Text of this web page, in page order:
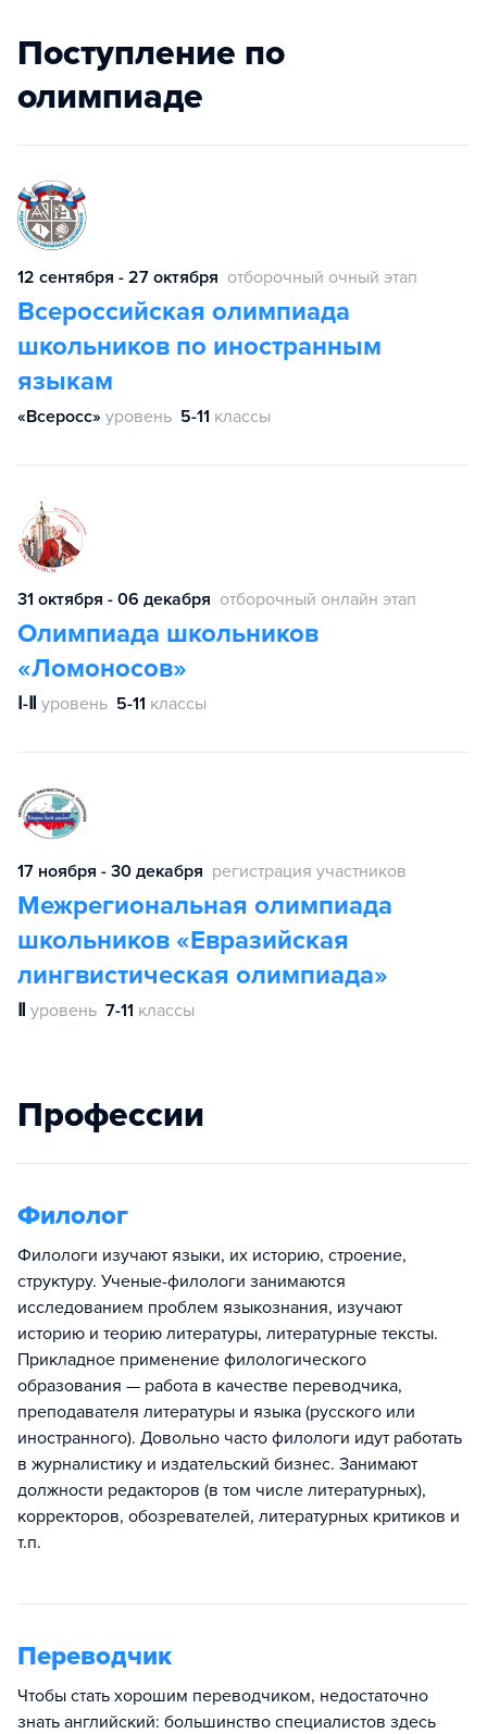
Поступление по
олимпиаде
12 сентября - 27 октября отборочный очный этап
Всероссийская олимпиада
школьников по иностранным
языкам
«Всеросс» уровень 5-11 классы
31 октября - 06 декабря отборочный онлайн этап
Олимпиада школьников
«Ломоносов»
Ⅰ-Ⅱ уровень 5-11 классы
17 ноября - 30 декабря регистрация участников
Межрегиональная олимпиада
школьников «Евразийская
лингвистическая олимпиада»
Ⅱ уровень 7-11 классы
Профессии
Филолог
Филологи изучают языки, их историю, строение,
структуру. Ученые-филологи занимаются
исследованием проблем языкознания, изучают
историю и теорию литературы, литературные тексты.
Прикладное применение филологического
образования — работа в качестве переводчика,
преподавателя литературы и языка (русского или
иностранного). Довольно часто филологи идут работать
в журналистику и издательский бизнес. Занимают
должности редакторов (в том числе литературных),
корректоров, обозревателей, литературных критиков и
т.п.
Переводчик
Чтобы стать хорошим переводчиком, недостаточно
знать английский: большинство специалистов здесь